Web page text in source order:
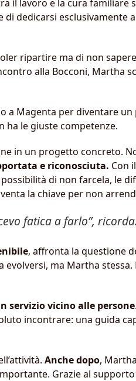
il lavoro e la cura
dedicarsi
ripartire ma di non
alla Bocconi, Martha
a Magenta per diventare
ha le giuste competenze.
in un progetto concreto.
e riconosciuta. Con
di non farcela, le
la chiave per non
fatica a farlo”, ricorda.
, affronta la questione
ma Martha
servizio vicino alle persone
incontrare: una guida
Anche dopo,
Grazie al